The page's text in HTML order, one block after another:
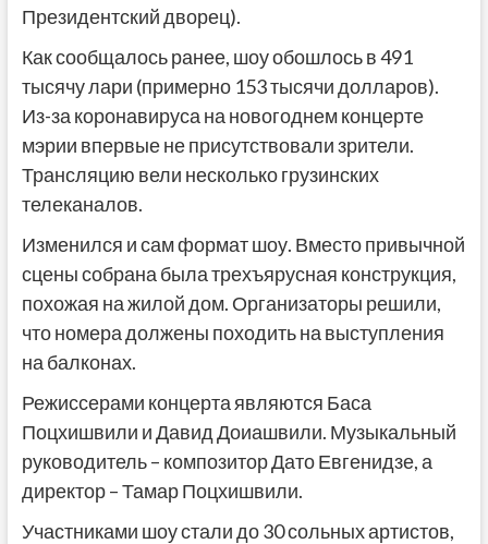
Президентский дворец).
Как сообщалось ранее, шоу обошлось в 491
тысячу лари (примерно 153 тысячи долларов).
Из-за коронавируса на новогоднем концерте
мэрии впервые не присутствовали зрители.
Трансляцию вели несколько грузинских
телеканалов.
Изменился и сам формат шоу. Вместо привычной
сцены собрана была трехъярусная конструкция,
похожая на жилой дом. Организаторы решили,
что номера должены походить на выступления
на балконах.
Режиссерами концерта являются Баса
Поцхишвили и Давид Доиашвили. Музыкальный
руководитель – композитор Дато Евгенидзе, а
директор – Тамар Поцхишвили.
Участниками шоу стали до 30 сольных артистов,